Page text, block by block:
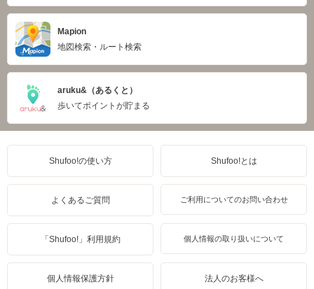
Mapion
地図検索・ルート検索
aruku&（あるくと）
歩いてポイントが貯まる
Shufoo!の使い方 Shufoo!とは
よくあるご質問 ご利用についてのお問い合わせ
「Shufoo!」利用規約 個人情報の取り扱いについて
個人情報保護方針 法人のお客様へ